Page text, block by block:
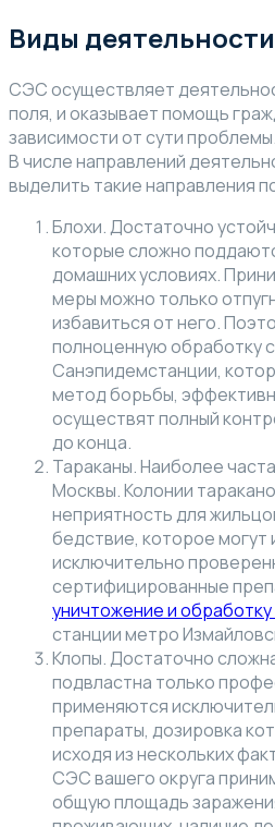
Виды деятельности
СЭС осуществляет
поля, и оказывает помощь
зависимости от сути проблемы.
В числе направлений
выделить такие направления
Блохи. Достаточно
которые сложно
домашних условиях.
меры можно только
избавиться от него.
полноценную обработку
Санэпидемстанции,
метод борьбы,
осуществят полный
до конца.
Тараканы. Наиболее
Москвы. Колонии
неприятность для
бедствие, которое могут
исключительно
сертифицированные
уничтожение и
станции метро
Клопы. Достаточно
подвластна только
применяются
препараты, дозировка
исходя из нескольких
СЭС вашего округа
общую площадь